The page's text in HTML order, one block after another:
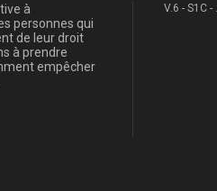
à
personnes qui
de leur droit
à prendre
empêcher
V.6 - S1C